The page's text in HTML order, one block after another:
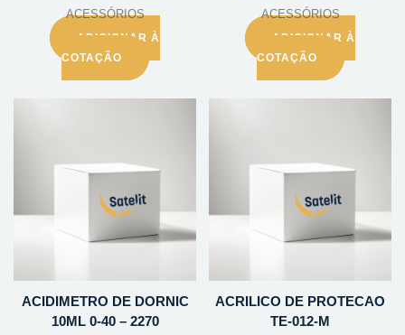
ACESSÓRIOS
ADICIONAR À
COTAÇÃO
ACESSÓRIOS
ADICIONAR À
COTAÇÃO
ACIDIMETRO DE DORNIC
10ML 0-40 – 2270
ACRILICO DE PROTECAO
TE-012-M